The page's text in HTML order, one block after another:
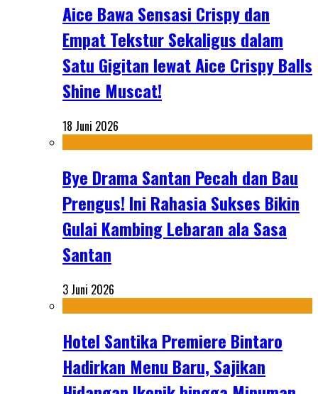
Aice Bawa Sensasi Crispy dan
Empat Tekstur Sekaligus dalam
Satu Gigitan lewat Aice Crispy Balls
Shine Muscat!
18 Juni 2026
Bye Drama Santan Pecah dan Bau
Prengus! Ini Rahasia Sukses Bikin
Gulai Kambing Lebaran ala Sasa
Santan
3 Juni 2026
Hotel Santika Premiere Bintaro
Hadirkan Menu Baru, Sajikan